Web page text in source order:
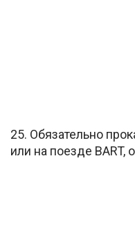
25. Обязательно
или на поезде BART,